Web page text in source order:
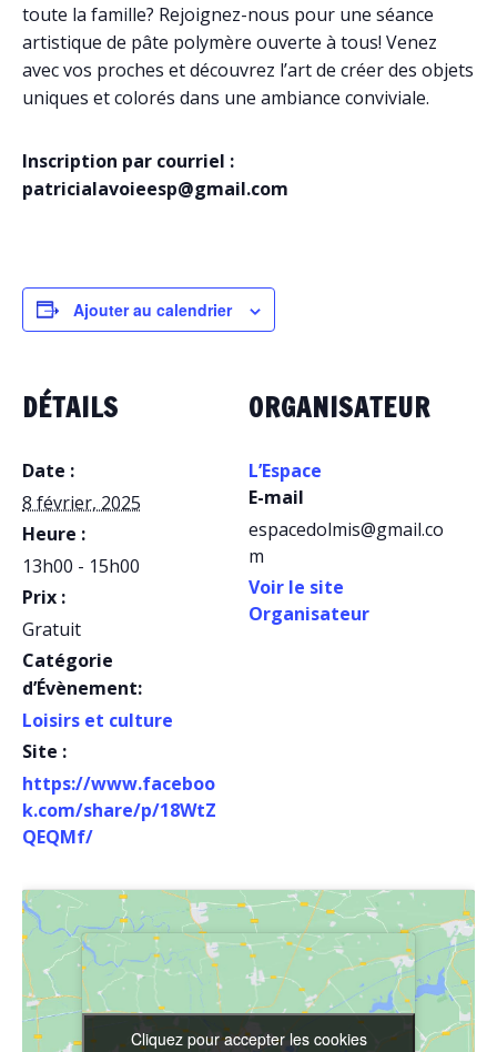
toute la famille? Rejoignez-nous pour une séance
artistique de pâte polymère ouverte à tous! Venez
avec vos proches et découvrez l’art de créer des objets
uniques et colorés dans une ambiance conviviale.
Inscription par courriel :
patricialavoieesp@gmail.com
Ajouter au calendrier
DÉTAILS
Date :
8 février, 2025
Heure :
13h00 - 15h00
Prix :
Gratuit
Catégorie
d’Évènement:
Loisirs et culture
Site :
https://www.faceboo
k.com/share/p/18WtZ
QEQMf/
ORGANISATEUR
L’Espace
E-mail
espacedolmis@gmail.co
m
Voir le site
Organisateur
Cliquez pour accepter les cookies
Cliquez pour accepter les cookies